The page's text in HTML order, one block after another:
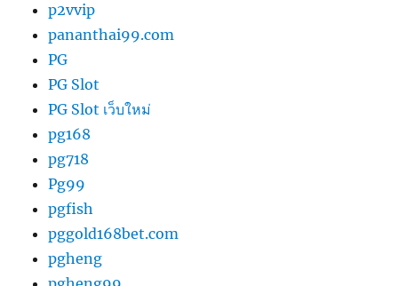
p2vvip
pananthai99.com
PG
PG Slot
PG Slot เว็บใหม่
pg168
pg718
Pg99
pgfish
pggold168bet.com
pgheng